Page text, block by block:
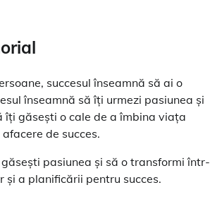
succesul înseamnă să ai o
înseamnă să îți urmezi pasiunea și
îți găsești o cale de a îmbina viața
de succes.
pasiunea și să o transformi într-
și a planificării pentru succes.